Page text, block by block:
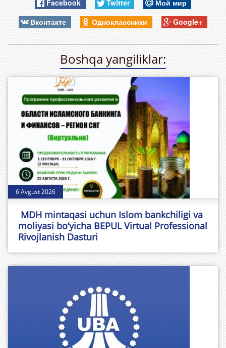
Facebook Twitter
Мой мир
Вконтакте
Одноклассники Google+
Boshqa yangiliklar:
6 Avgust 2026
MDH mintaqasi uchun Islom bankchiligi va
moliyasi bo‘yicha BEPUL Virtual Professional
Rivojlanish Dasturi